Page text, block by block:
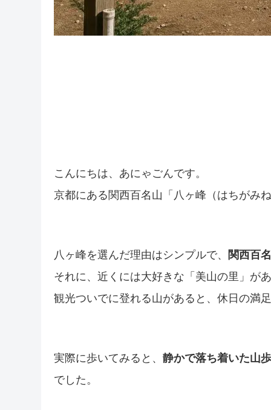
こんにちは、あにゃごんです。
京都にある関西百名山「八ヶ峰（はちがみ
八ヶ峰を選んだ理由はシンプルで、
関西百
それに、近くには大好きな「美山の里」が
観光ついでに登れる山があると、休日の満
実際に歩いてみると、 静かで落ち着いた山
でした。